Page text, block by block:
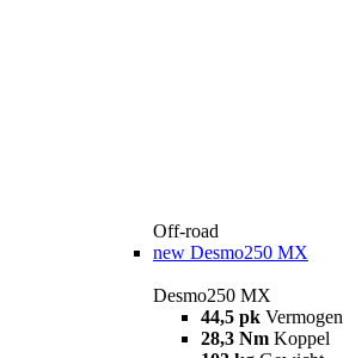
Off-road
new Desmo250 MX
Desmo250 MX
44,5 pk Vermogen
28,3 Nm Koppel